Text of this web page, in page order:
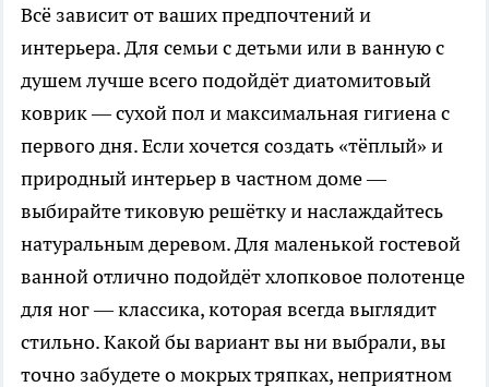
Всё зависит от ваших предпочтений и
интерьера. Для семьи с детьми или в ванную с
душем лучше всего подойдёт диатомитовый
коврик — сухой пол и максимальная гигиена с
первого дня. Если хочется создать «тёплый» и
природный интерьер в частном доме —
выбирайте тиковую решётку и наслаждайтесь
натуральным деревом. Для маленькой гостевой
ванной отлично подойдёт хлопковое полотенце
для ног — классика, которая всегда выглядит
стильно. Какой бы вариант вы ни выбрали, вы
точно забудете о мокрых тряпках, неприятном